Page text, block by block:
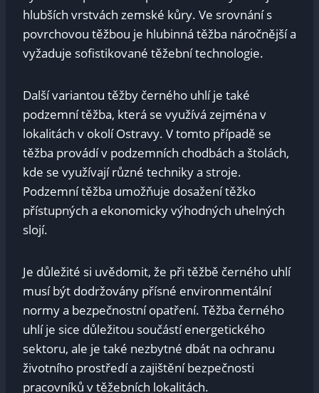
hlubších vrstvách zemské kůry. Ve srovnání s
povrchovou těžbou je hlubinná těžba náročnější a
vyžaduje sofistikované těžební technologie.
Další variantou těžby černého uhlí je také
podzemní těžba, která se využívá zejména v
lokalitách v okolí Ostravy. V tomto případě se
těžba provádí v podzemních chodbách a štolách,
kde se využívají různé techniky a stroje.
Podzemní těžba umožňuje dosažení těžko
přístupných a ekonomicky výhodných uhelných
slojí.
Je důležité si uvědomit, že při těžbě černého uhlí
musí být dodržovány přísné environmentální
normy a bezpečnostní opatření. Těžba černého
uhlí je sice důležitou součástí energetického
sektoru, ale je také nezbytné dbát na ochranu
životního prostředí a zajištění bezpečnosti
pracovníků v těžebních lokalitách.